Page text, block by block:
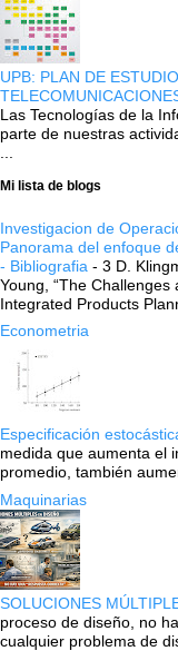
UPB: PLAN DE
Las Tecnologías de la
parte de nuestras
Mi lista de blogs
Investigacion de
Panorama del enfoque
- Bibliografia - 3 D.
Young, “The
Integrated Products
Econometria
Especificación
medida que aumenta el
promedio, también
Maquinarias
SOLUCIONES
proceso de diseño, no
cualquier problema de